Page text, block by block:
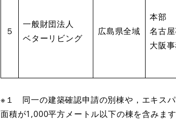
５
一般財団法人
ベターリビング
広島県全域
本部
名古
大阪
※１ 同一の建築確認申請の別棟や，エキス
面積が1,000平方メートル以下の棟を含みます